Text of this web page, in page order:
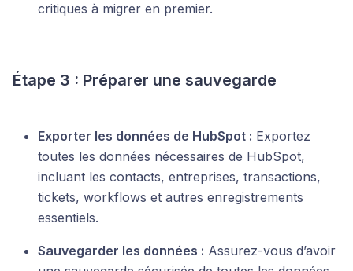
critiques à migrer en premier.
Étape 3 : Préparer une sauvegarde
Exporter les données de HubSpot : Exportez
toutes les données nécessaires de HubSpot,
incluant les contacts, entreprises, transactions,
tickets, workflows et autres enregistrements
essentiels.
Sauvegarder les données : Assurez-vous d’avoir